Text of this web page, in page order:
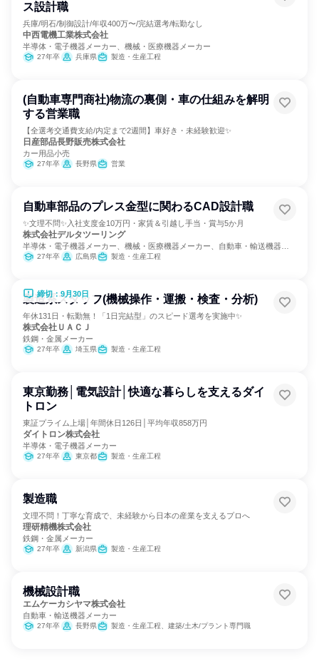
ス設計職
兵庫/明石/制御設計/年収400万〜/完結選考/転勤なし
中西電機工業株式会社
半導体・電子機器メーカー、機械・医療機器メーカー
27年卒 兵庫県 製造・生産工程
(自動車専門商社)物流の裏側・車の仕組みを解明
する営業職
【全選考交通費支給/内定まで2週間】車好き・未経験歓迎✨
日産部品長野販売株式会社
カー用品小売
27年卒 長野県 営業
自動車部品のプレス金型に関わるCAD設計職
✨文理不問✨入社支度金10万円・家賃＆引越し手当・賞与5か月
株式会社デルタツーリング
半導体・電子機器メーカー、機械・医療機器メーカー、自動車・輸送機器メ
ーカー27年卒 広島県 製造・生産工程
締切：9月30日
製造系スタッフ(機械操作・運搬・検査・分析)
年休131日・転勤無！「1日完結型」のスピード選考を実施中✨
株式会社ＵＡＣＪ
鉄鋼・金属メーカー
27年卒 埼玉県 製造・生産工程
東京勤務│電気設計│快適な暮らしを支えるダイ
トロン
東証プライム上場│年間休日126日│平均年収858万円
ダイトロン株式会社
半導体・電子機器メーカー
27年卒 東京都 製造・生産工程
製造職
文理不問！丁寧な育成で、未経験から日本の産業を支えるプロへ
理研精機株式会社
鉄鋼・金属メーカー
27年卒 新潟県 製造・生産工程
機械設計職
エムケーカシヤマ株式会社
自動車・輸送機器メーカー
27年卒 長野県 製造・生産工程、建築/土木/プラント専門職